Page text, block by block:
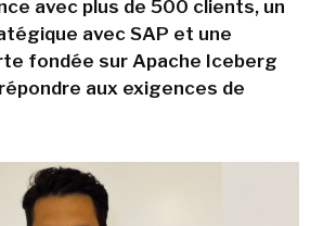
avec plus de 500 clients, un
avec SAP et une
fondée sur Apache Iceberg
aux exigences de